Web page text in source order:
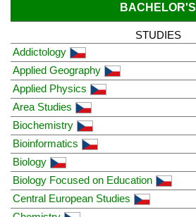
BACHELOR'S
STUDIES
Addictology
Applied Geography
Applied Physics
Area Studies
Biochemistry
Bioinformatics
Biology
Biology Focused on Education
Central European Studies